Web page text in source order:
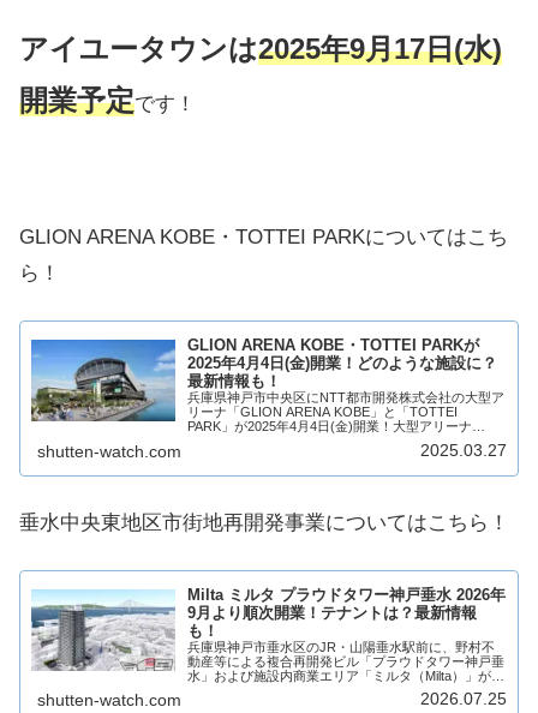
アイユータウンは2025年9月17日(水)
開業予定です！
GLION ARENA KOBE・TOTTEI PARKについてはこち
ら！
GLION ARENA KOBE・TOTTEI PARKが
2025年4月4日(金)開業！どのような施設に？
最新情報も！
兵庫県神戸市中央区にNTT都市開発株式会社の大型ア
リーナ「GLION ARENA KOBE」と「TOTTEI
PARK」が2025年4月4日(金)開業！大型アリーナ
shutten-watch.com 2025.03.27
垂水中央東地区市街地再開発事業についてはこちら！
Milta ミルタ プラウドタワー神戸垂水 2026年
9月より順次開業！テナントは？最新情報
も！
兵庫県神戸市垂水区のJR・山陽垂水駅前に、野村不
動産等による複合再開発ビル「プラウドタワー神戸垂
水」および施設内商業エリア「ミルタ（Milta）」が竣
工しました！商業施設は2026年秋より順次開業を迎
えます！垂水区最高層となる地上32階建て...
shutten-watch.com 2026.07.25